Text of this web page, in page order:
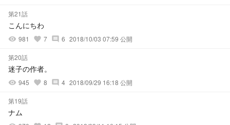
第21話
こんにちわ
visibility 981 favorite 7 comment 6 2018/10/03 07:59 公開
第20話
迷子の作者。
visibility 945 favorite 8 comment 4 2018/09/29 16:18 公開
第19話
ナム